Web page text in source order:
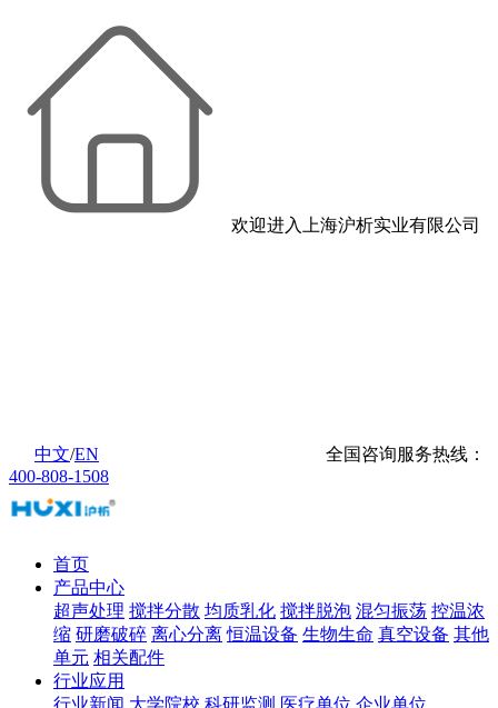
欢迎进入上海沪析实业有限公司
中文/EN
全国咨询服务热线：
400-808-1508
首页
产品中心
超声处理 搅拌分散 均质乳化 搅拌脱泡 混匀振荡 控温浓
缩 研磨破碎 离心分离 恒温设备 生物生命 真空设备 其他
单元 相关配件
行业应用
行业新闻 大学院校 科研监测 医疗单位 企业单位